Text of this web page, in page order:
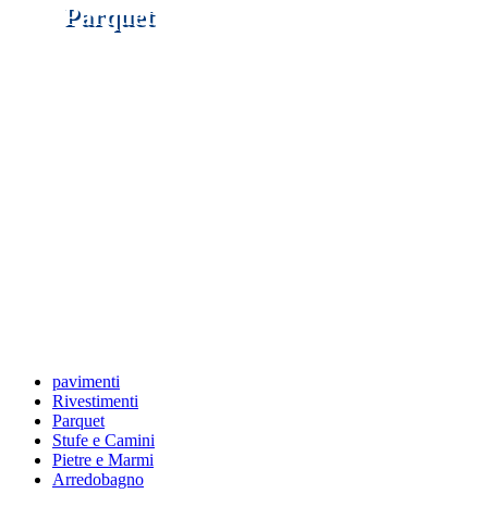
Parquet
pavimenti
Rivestimenti
Parquet
Stufe e Camini
Pietre e Marmi
Arredobagno